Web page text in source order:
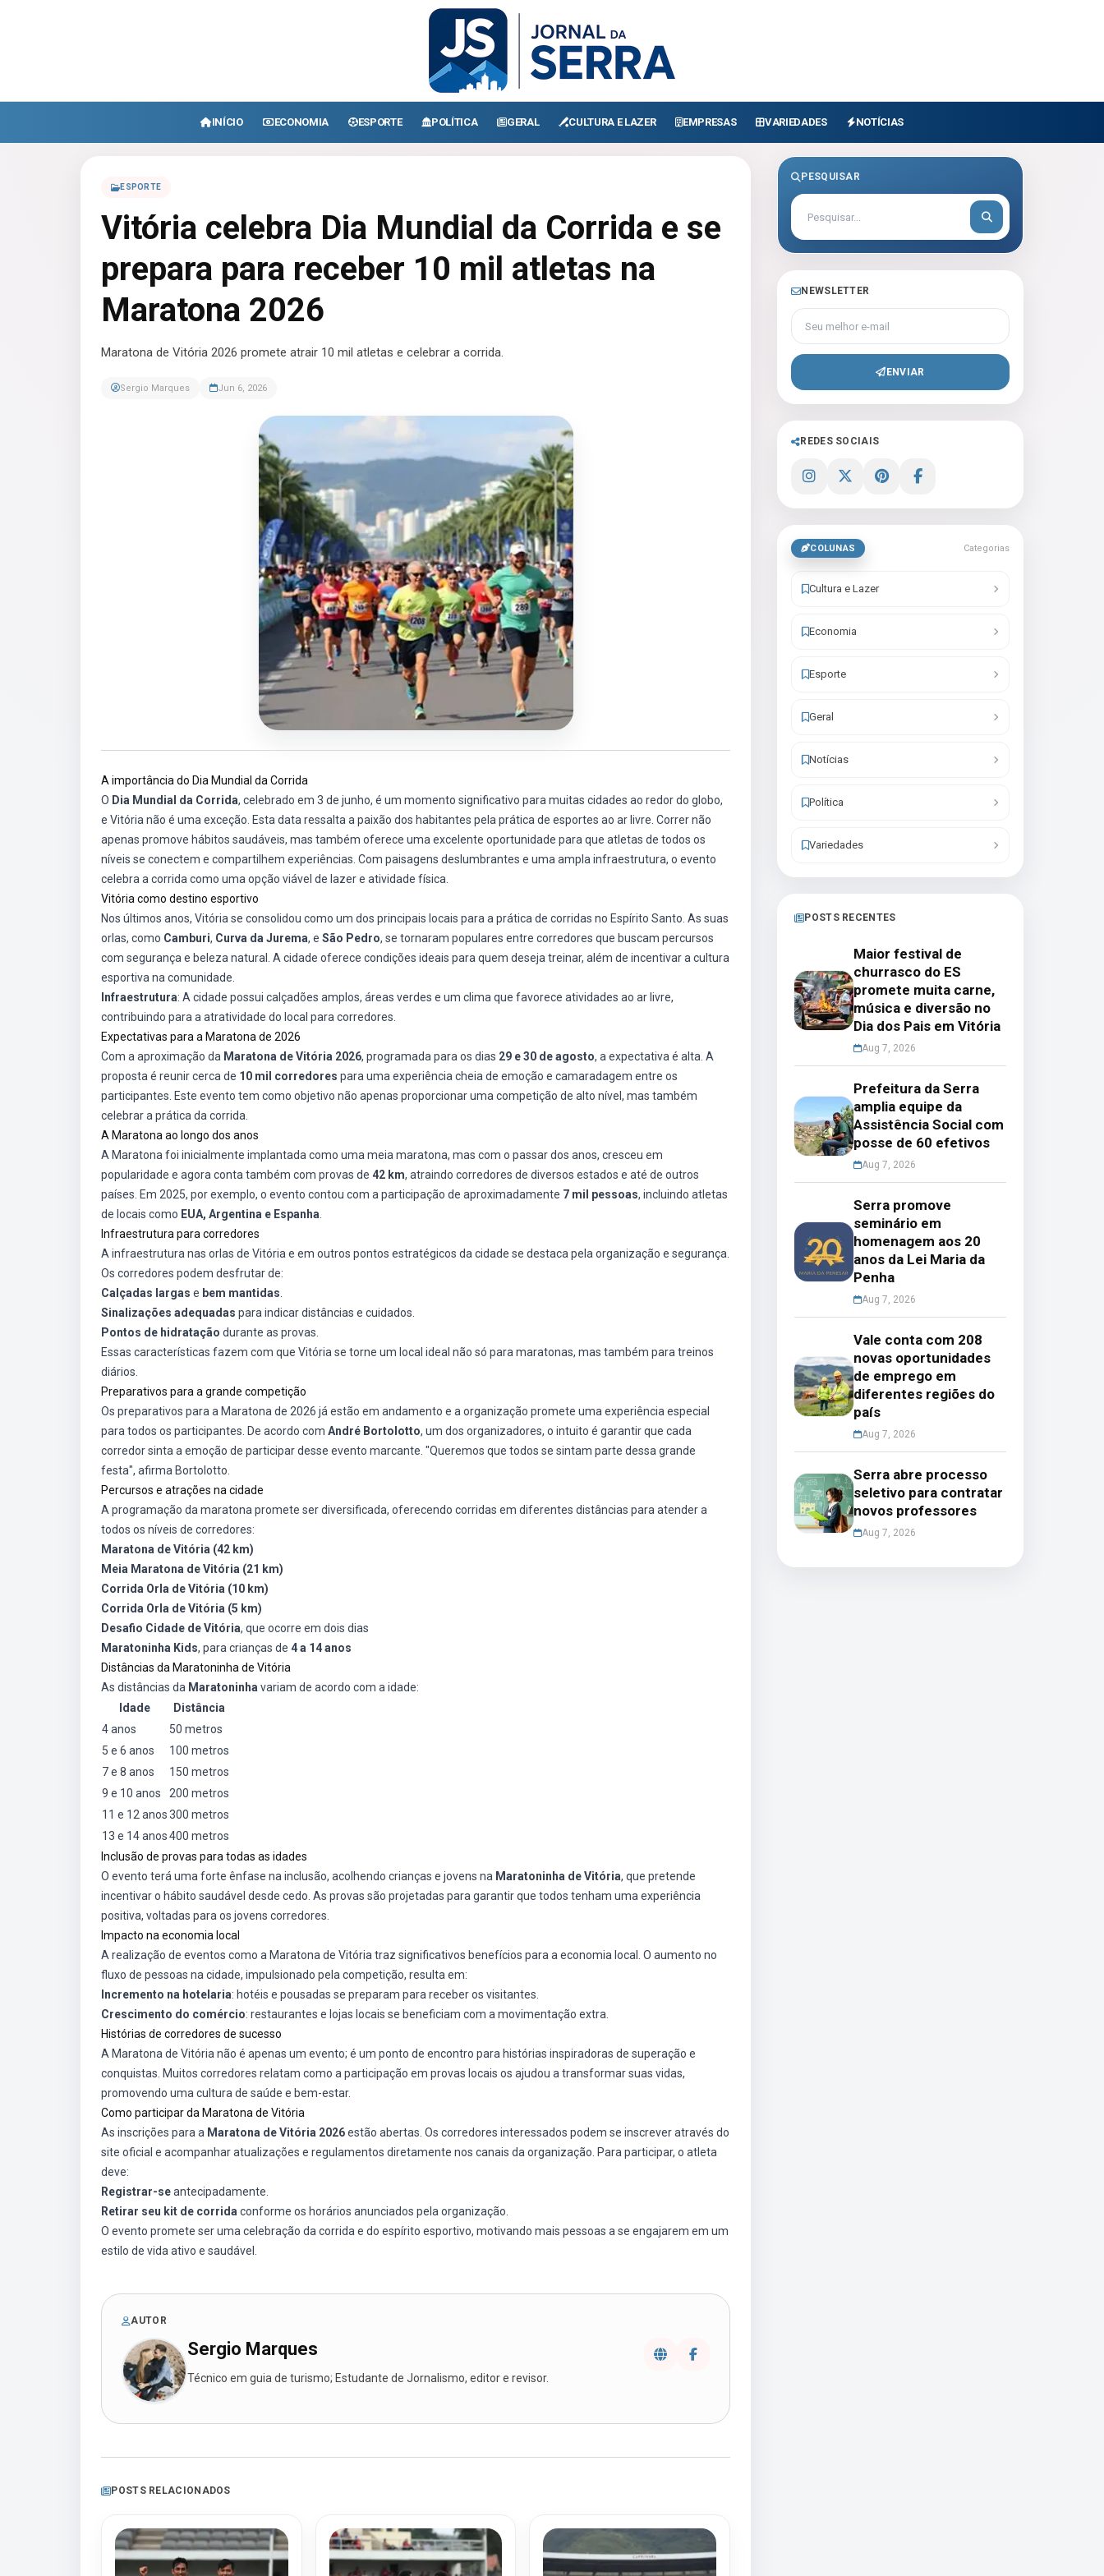
INÍCIO ECONOMIA ESPORTE POLÍTICA GERAL CULTURA E LAZER EMPRESAS VARIEDADES NOTÍCIAS
ESPORTE
Vitória celebra Dia Mundial da Corrida e se
prepara para receber 10 mil atletas na
Maratona 2026
Maratona de Vitória 2026 promete atrair 10 mil atletas e celebrar a corrida.
Sergio Marques Jun 6, 2026
A importância do Dia Mundial da Corrida
O Dia Mundial da Corrida, celebrado em 3 de junho, é um momento significativo para muitas cidades ao redor do globo,
e Vitória não é uma exceção. Esta data ressalta a paixão dos habitantes pela prática de esportes ao ar livre. Correr não
apenas promove hábitos saudáveis, mas também oferece uma excelente oportunidade para que atletas de todos os
níveis se conectem e compartilhem experiências. Com paisagens deslumbrantes e uma ampla infraestrutura, o evento
celebra a corrida como uma opção viável de lazer e atividade física.
Vitória como destino esportivo
Nos últimos anos, Vitória se consolidou como um dos principais locais para a prática de corridas no Espírito Santo. As suas
orlas, como Camburi, Curva da Jurema, e São Pedro, se tornaram populares entre corredores que buscam percursos
com segurança e beleza natural. A cidade oferece condições ideais para quem deseja treinar, além de incentivar a cultura
esportiva na comunidade.
Infraestrutura: A cidade possui calçadões amplos, áreas verdes e um clima que favorece atividades ao ar livre,
contribuindo para a atratividade do local para corredores.
Expectativas para a Maratona de 2026
Com a aproximação da Maratona de Vitória 2026, programada para os dias 29 e 30 de agosto, a expectativa é alta. A
proposta é reunir cerca de 10 mil corredores para uma experiência cheia de emoção e camaradagem entre os
participantes. Este evento tem como objetivo não apenas proporcionar uma competição de alto nível, mas também
celebrar a prática da corrida.
A Maratona ao longo dos anos
A Maratona foi inicialmente implantada como uma meia maratona, mas com o passar dos anos, cresceu em
popularidade e agora conta também com provas de 42 km, atraindo corredores de diversos estados e até de outros
países. Em 2025, por exemplo, o evento contou com a participação de aproximadamente 7 mil pessoas, incluindo atletas
de locais como EUA, Argentina e Espanha
Infraestrutura para corredores
A infraestrutura nas orlas de Vitória e em outros pontos estratégicos da cidade se destaca pela organização e segurança.
Os corredores podem desfrutar de:
Calçadas largas e bem mantidas
Sinalizações adequadas para indicar distâncias e cuidados.
Pontos de hidratação durante as provas.
Essas características fazem com que Vitória se torne um local ideal não só para maratonas, mas também para treinos
diários.
Preparativos para a grande competição
Os preparativos para a Maratona de 2026 já estão em andamento e a organização promete uma experiência especial
para todos os participantes. De acordo com André Bortolotto, um dos organizadores, o intuito é garantir que cada
corredor sinta a emoção de participar desse evento marcante. "Queremos que todos se sintam parte dessa grande
festa", afirma Bortolotto.
Percursos e atrações na cidade
A programação da maratona promete ser diversificada, oferecendo corridas em diferentes distâncias para atender a
todos os níveis de corredores:
Maratona de Vitória (42 km)
Meia Maratona de Vitória (21 km)
Corrida Orla de Vitória (10 km)
Corrida Orla de Vitória (5 km)
Desafio Cidade de Vitória, que ocorre em dois dias
Maratoninha Kids, para crianças de 4 a 14 anos
Distâncias da Maratoninha de Vitória
As distâncias da Maratoninha variam de acordo com a idade:
Idade
Distância
4 anos
50 metros
5 e 6 anos
100 metros
7 e 8 anos
150 metros
9 e 10 anos
200 metros
11 e 12 anos300 metros
13 e 14 anos400 metros
Inclusão de provas para todas as idades
O evento terá uma forte ênfase na inclusão, acolhendo crianças e jovens na Maratoninha de Vitória, que pretende
incentivar o hábito saudável desde cedo. As provas são projetadas para garantir que todos tenham uma experiência
positiva, voltadas para os jovens corredores.
Impacto na economia local
A realização de eventos como a Maratona de Vitória traz significativos benefícios para a economia local. O aumento no
fluxo de pessoas na cidade, impulsionado pela competição, resulta em:
Incremento na hotelaria: hotéis e pousadas se preparam para receber os visitantes.
Crescimento do comércio: restaurantes e lojas locais se beneficiam com a movimentação extra.
Histórias de corredores de sucesso
A Maratona de Vitória não é apenas um evento; é um ponto de encontro para histórias inspiradoras de superação e
conquistas. Muitos corredores relatam como a participação em provas locais os ajudou a transformar suas vidas,
promovendo uma cultura de saúde e bem-estar.
Como participar da Maratona de Vitória
As inscrições para a Maratona de Vitória 2026estão abertas. Os corredores interessados podem se inscrever através do
site oficial e acompanhar atualizações e regulamentos diretamente nos canais da organização. Para participar, o atleta
deve:
Registrar-seantecipadamente.
Retirar seu kit de corrida conforme os horários anunciados pela organização.
O evento promete ser uma celebração da corrida e do espírito esportivo, motivando mais pessoas a se engajarem em um
estilo de vida ativo e saudável.
AUTOR
Sergio Marques
Técnico em guia de turismo; Estudante de Jornalismo, editor e revisor.
POSTS RELACIONADOS
PESQUISAR
NEWSLETTER
Seu melhor e-mail
ENVIAR
REDES SOCIAIS
COLUNAS Categorias
Cultura e Lazer
Economia
Esporte
Geral
Notícias
Política
Variedades
POSTS RECENTES
Maior festival de
churrasco do ES
promete muita carne,
música e diversão no
Dia dos Pais em Vitória
Aug 7, 2026
Prefeitura da Serra
amplia equipe da
Assistência Social com
posse de 60 efetivos
Aug 7, 2026
Serra promove
seminário em
homenagem aos 20
anos da Lei Maria da
Penha
Aug 7, 2026
Vale conta com 208
novas oportunidades
de emprego em
diferentes regiões do
país
Aug 7, 2026
Serra abre processo
seletivo para contratar
novos professores
Aug 7, 2026